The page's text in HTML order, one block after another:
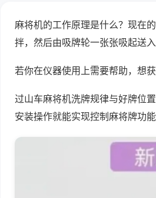
麻将机的工作原理是什么？现在
拌，然后由吸牌轮一张张吸起送
若你在仪器使用上需要帮助，想
过山车麻将机洗牌规律与好牌位
安装操作就能实现控制麻将牌功能